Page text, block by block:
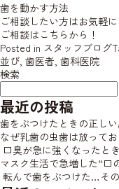
歯を動かす方法
ご相談したい方はお気軽に
ご相談はこちらから！
Posted in スタッフブログ
並び, 歯医者, 歯科医院
検索
最近の投稿
歯をぶつけたときの正し
なぜ乳歯の虫歯は放って
口臭が急に強くなったと
マスク生活で急増した“口
転んで歯をぶつけた…そ